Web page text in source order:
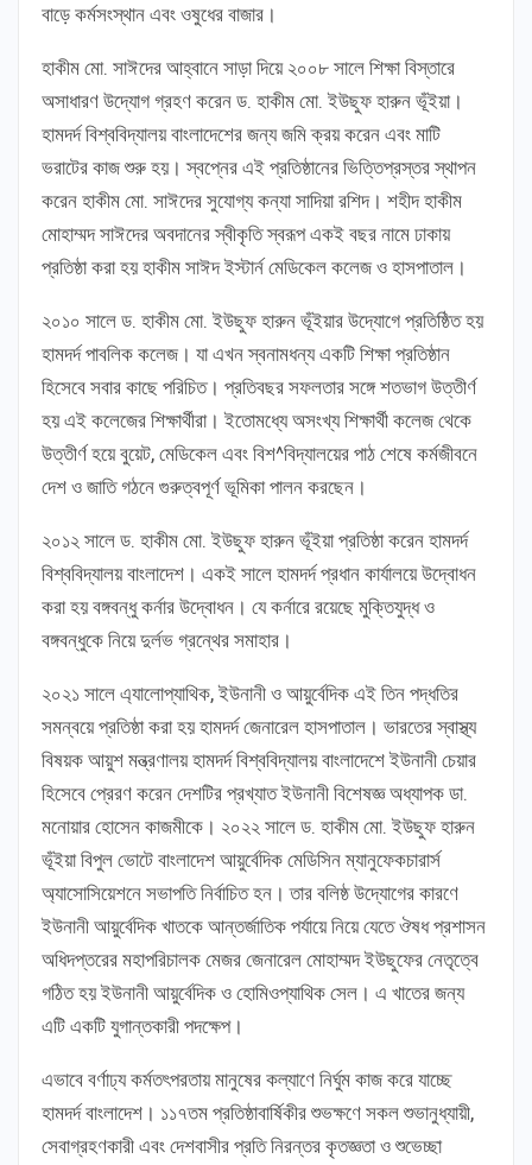
বাড়ে কর্মসংস্থান এবং ওষুধের বাজার।
হাকীম মো. সাঈদের আহ্বানে সাড়া দিয়ে ২০০৮ সালে শিক্ষা বিস্তারে
অসাধারণ উদ্যোগ গ্রহণ করেন ড. হাকীম মো. ইউছুফ হারুন ভূঁইয়া।
হামদর্দ বিশ্ববিদ্যালয় বাংলাদেশের জন্য জমি ক্রয় করেন এবং মাটি
ভরাটের কাজ শুরু হয়। স্বপ্নের এই প্রতিষ্ঠানের ভিত্তিপ্রস্তর স্থাপন
করেন হাকীম মো. সাঈদের সুযোগ্য কন্যা সাদিয়া রশিদ। শহীদ হাকীম
মোহাম্মদ সাঈদের অবদানের স্বীকৃতি স্বরূপ একই বছর নামে ঢাকায়
প্রতিষ্ঠা করা হয় হাকীম সাঈদ ইস্টার্ন মেডিকেল কলেজ ও হাসপাতাল।
২০১০ সালে ড. হাকীম মো. ইউছুফ হারুন ভূঁইয়ার উদ্যোগে প্রতিষ্ঠিত হয়
হামদর্দ পাবলিক কলেজ। যা এখন স্বনামধন্য একটি শিক্ষা প্রতিষ্ঠান
হিসেবে সবার কাছে পরিচিত। প্রতিবছর সফলতার সঙ্গে শতভাগ উত্তীর্ণ
হয় এই কলেজের শিক্ষার্থীরা। ইতোমধ্যে অসংখ্য শিক্ষার্থী কলেজ থেকে
উত্তীর্ণ হয়ে বুয়েট, মেডিকেল এবং বিশ^বিদ্যালয়ের পাঠ শেষে কর্মজীবনে
দেশ ও জাতি গঠনে গুরুত্বপূর্ণ ভূমিকা পালন করছেন।
২০১২ সালে ড. হাকীম মো. ইউছুফ হারুন ভূঁইয়া প্রতিষ্ঠা করেন হামদর্দ
বিশ্ববিদ্যালয় বাংলাদেশ। একই সালে হামদর্দ প্রধান কার্যালয়ে উদ্বোধন
করা হয় বঙ্গবন্ধু কর্নার উদ্বোধন। যে কর্নারে রয়েছে মুক্তিযুদ্ধ ও
বঙ্গবন্ধুকে নিয়ে দুর্লভ গ্রন্থের সমাহার।
২০২১ সালে এ্যালোপ্যাথিক, ইউনানী ও আয়ুর্বেদিক এই তিন পদ্ধতির
সমন্বয়ে প্রতিষ্ঠা করা হয় হামদর্দ জেনারেল হাসপাতাল। ভারতের স্বাস্থ্য
বিষয়ক আয়ুশ মন্ত্রণালয় হামদর্দ বিশ্ববিদ্যালয় বাংলাদেশে ইউনানী চেয়ার
হিসেবে প্রেরণ করেন দেশটির প্রখ্যাত ইউনানী বিশেষজ্ঞ অধ্যাপক ডা.
মনোয়ার হোসেন কাজমীকে। ২০২২ সালে ড. হাকীম মো. ইউছুফ হারুন
ভূঁইয়া বিপুল ভোটে বাংলাদেশ আয়ুর্বেদিক মেডিসিন ম্যানুফেকচারার্স
অ্যাসোসিয়েশনে সভাপতি নির্বাচিত হন। তার বলিষ্ঠ উদ্যোগের কারণে
ইউনানী আয়ুর্বেদিক খাতকে আন্তর্জাতিক পর্যায়ে নিয়ে যেতে ঔষধ প্রশাসন
অধিদপ্তরের মহাপরিচালক মেজর জেনারেল মোহাম্মদ ইউছুফের নেতৃত্বে
গঠিত হয় ইউনানী আয়ুর্বেদিক ও হোমিওপ্যাথিক সেল। এ খাতের জন্য
এটি একটি যুগান্তকারী পদক্ষেপ।
এভাবে বর্ণাঢ্য কর্মতৎপরতায় মানুষের কল্যাণে নির্ঘুম কাজ করে যাচ্ছে
হামদর্দ বাংলাদেশ। ১১৭তম প্রতিষ্ঠাবার্ষিকীর শুভক্ষণে সকল শুভানুধ্যায়ী,
সেবাগ্রহণকারী এবং দেশবাসীর প্রতি নিরন্তর কৃতজ্ঞতা ও শুভেচ্ছা